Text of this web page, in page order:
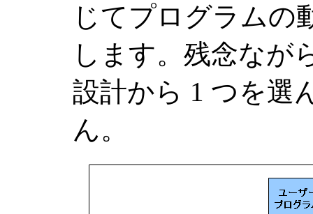
じてプログラムの
します。残念なが
設計から 1 つを選
ん。